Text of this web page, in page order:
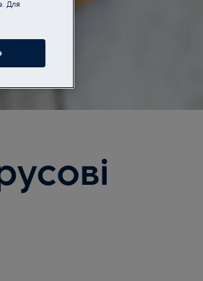
Для